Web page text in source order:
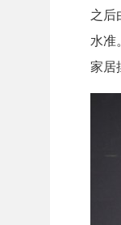
之后
水准
家居